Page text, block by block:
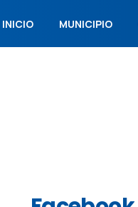
INICIO MUNICIPIO